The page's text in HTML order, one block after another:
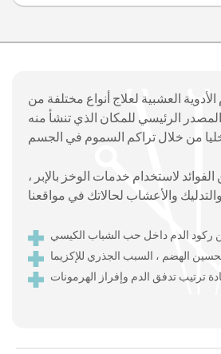
Acupuncture ...
العشبية لعلاج أنواع مختلفة من
الرئيسي للمكان الذي تنشأ منه
لاستخدام خدمات الوخز بالإبر ،
ركود الدم داخل حب الشباب الكيسي
الهضم ، السبب الجذري للإكزيما
ترتيب تدفق الدم وإفراز الهرمونات